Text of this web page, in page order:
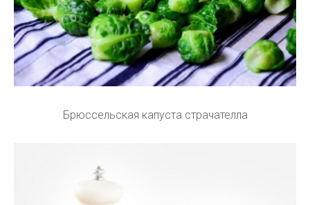
Брюссельская капуста страчателла